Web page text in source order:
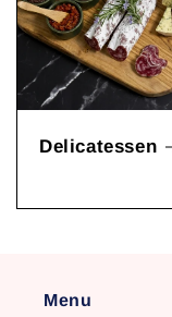
Delicatessen
Menu